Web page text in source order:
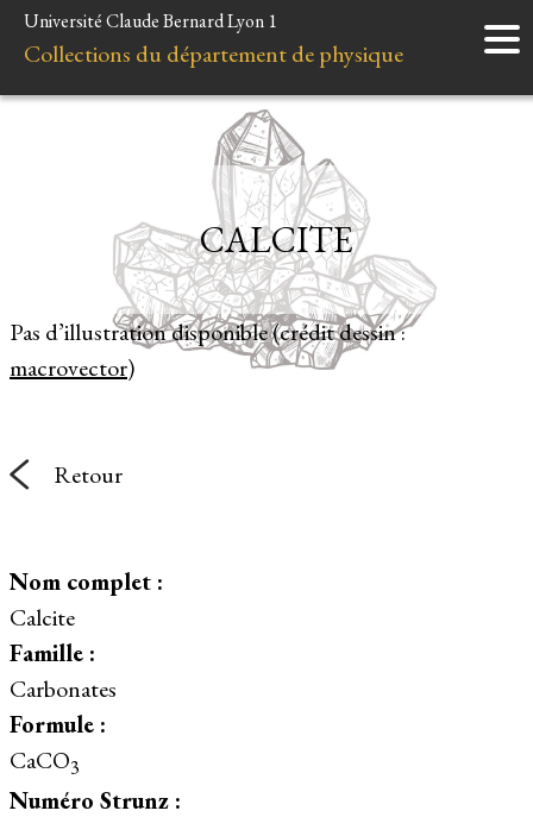
Accueil
Instruments
Liens et ressources
Université Claude Bernard Lyon 1
Collections du département de physique
Pas d’illustration disponible (crédit dessin :
macrovector)
CALCITE
Retour
Nom complet :
Calcite
Famille :
Carbonates
Formule :
CaCO3
Numéro Strunz :